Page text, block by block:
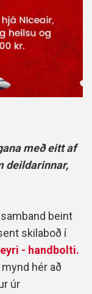
með eitt af
deildarinnar,
beint
skilaboð í
- handbolti.
hér að
úr